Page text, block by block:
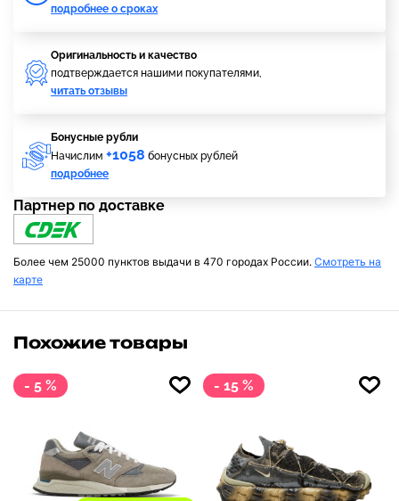
подробнее о сроках
Оригинальность и качество
подтверждается нашими покупателями,
читать отзывы
Бонусные рубли
Начислим +1058 бонусных рублей
подробнее
Партнер по доставке
Более чем 25000 пунктов выдачи в 470 городах России. Смотреть на
карте
Похожие товары
- 5 % - 15 %